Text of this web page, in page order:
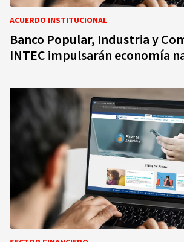
ACUERDO INSTITUCIONAL
Banco Popular, Industria y
INTEC impulsarán economía